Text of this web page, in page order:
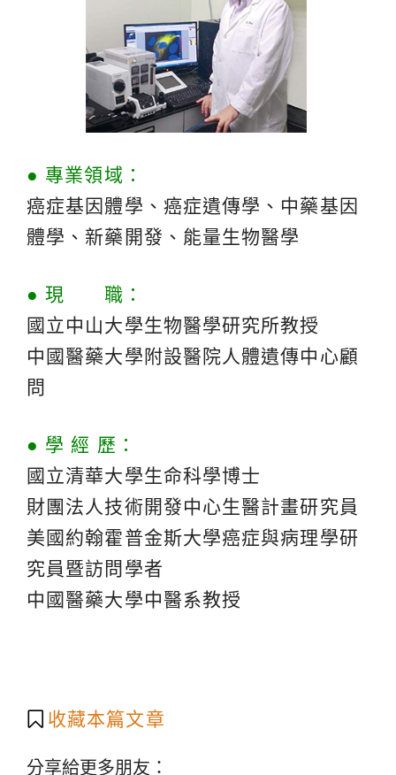
● 專業領域：
癌症基因體學、癌症遺傳學、中藥基因
體學、新藥開發、能量生物醫學
● 現 職：
國立中山大學生物醫學研究所教授
中國醫藥大學附設醫院人體遺傳中心顧
問
● 學 經 歷：
國立清華大學生命科學博士
財團法人技術開發中心生醫計畫研究員
美國約翰霍普金斯大學癌症與病理學研
究員暨訪問學者
中國醫藥大學中醫系教授
收藏本篇文章
分享給更多朋友：